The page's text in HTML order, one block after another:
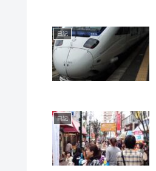
日記
日記